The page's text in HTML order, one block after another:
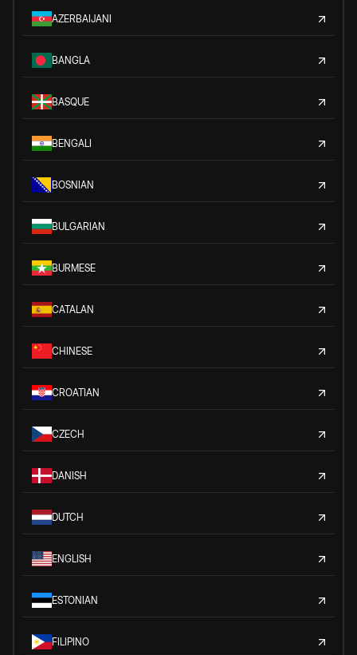
AZERBAIJANI
BANGLA
BASQUE
BENGALI
BOSNIAN
BULGARIAN
BURMESE
CATALAN
CHINESE
CROATIAN
CZECH
DANISH
DUTCH
ENGLISH
ESTONIAN
FILIPINO